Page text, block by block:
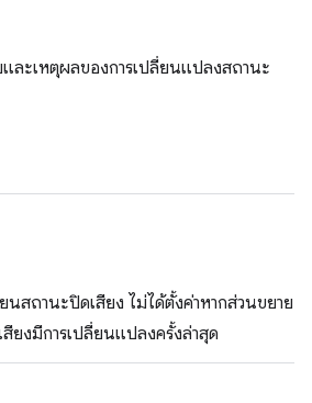
ละเหตุผลของการเปลี่ยนแปลงสถานะ
สถานะปิดเสียง ไม่ได้ตั้งค่าหากส่วนขยาย
ยงมีการเปลี่ยนแปลงครั้งล่าสุด